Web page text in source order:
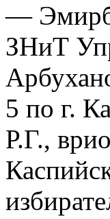
—
ЗНиТ
5 по г.
Р.Г.,